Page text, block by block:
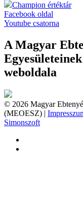
Champion értéktár
Facebook oldal
Youtube csatorna
A Magyar
weboldala
© 2026 Magyar
(MEOESZ) |
Simonszoft